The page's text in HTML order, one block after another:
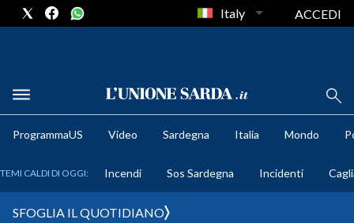
METEO
Italy ACCEDI
ProgrammaUS Video Sardegna Italia Mondo
TEMI CALDI DI OGGI: Incendi Sos Sardegna Incidenti
SFOGLIA IL QUOTIDIANO